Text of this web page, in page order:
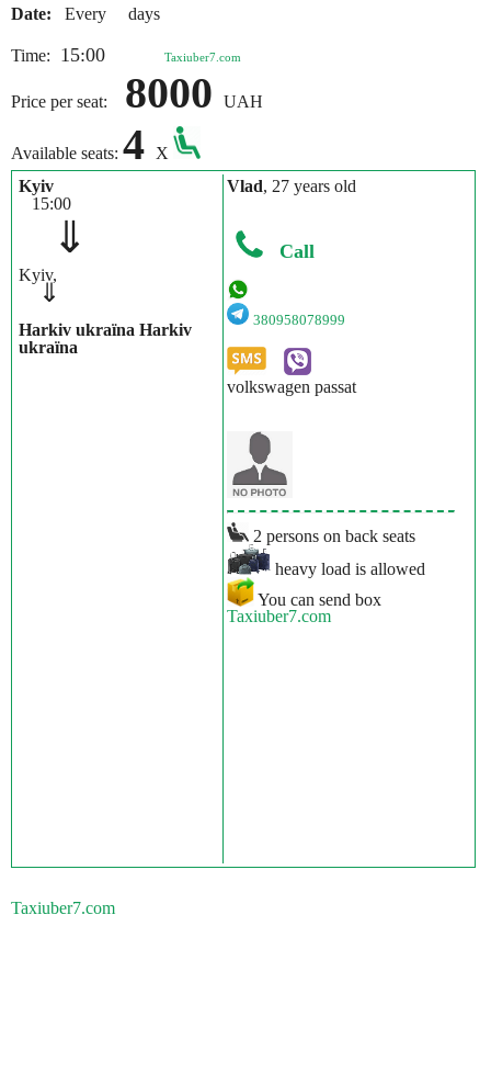
Date: Every days
Time: 15:00 Taxiuber7.com
Price per seat: 8000 UAH
Available seats: 4
X
Kyiv
15:00
⇓
Kyiv,
⇓
Harkіv ukraїna Harkіv
ukraїna
Vlad, 27 years old
Call
380958078999
volkswagen passat
2 persons on back seats
heavy load is allowed
You can send box
Taxiuber7.com
Taxiuber7.com